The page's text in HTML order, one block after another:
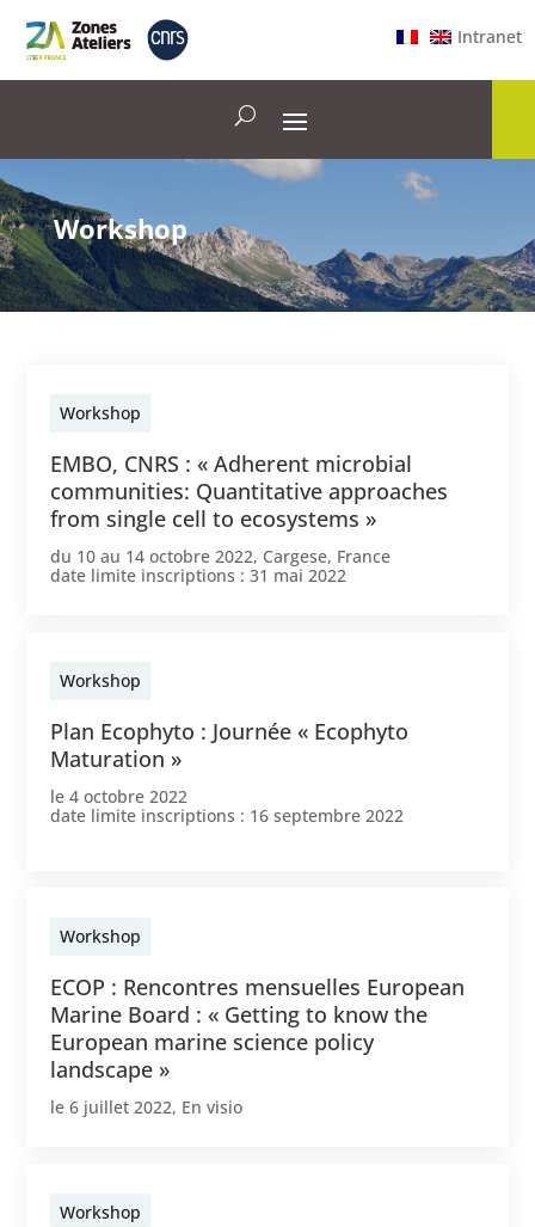
Intranet
Workshop
Workshop
EMBO, CNRS : « Adherent microbial
communities: Quantitative approaches
from single cell to ecosystems »
du 10 au 14 octobre 2022, Cargese, France
date limite inscriptions : 31 mai 2022
Workshop
Plan Ecophyto : Journée « Ecophyto
Maturation »
le 4 octobre 2022
date limite inscriptions : 16 septembre 2022
Workshop
ECOP : Rencontres mensuelles European
Marine Board : « Getting to know the
European marine science policy
landscape »
le 6 juillet 2022, En visio
Workshop